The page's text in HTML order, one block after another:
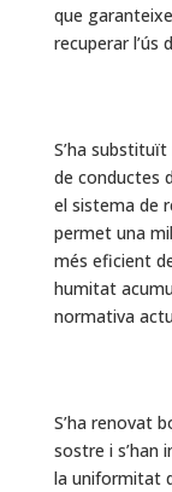
que
recuperar l’ús
S’ha
de conductes
el sistema de
permet una
més eficient
humitat
normativa
S’ha renovat
sostre i s’han
la uniformitat